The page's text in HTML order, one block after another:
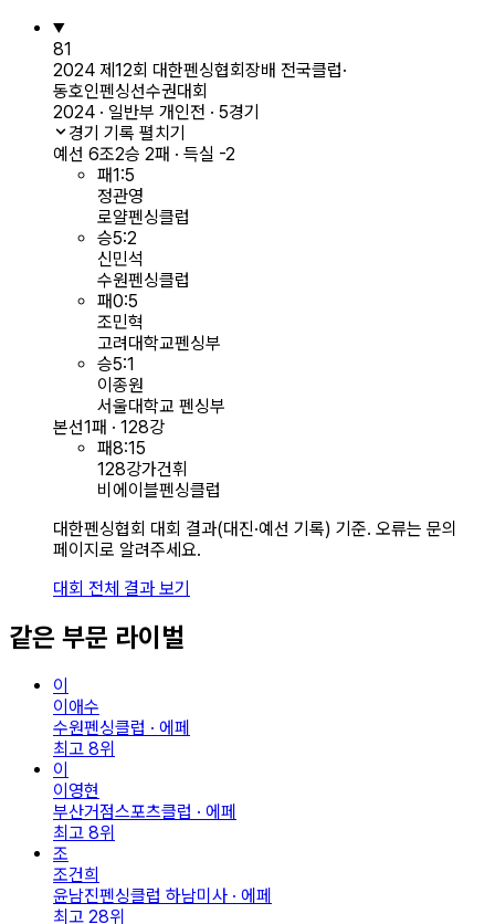
81
2024 제12회 대한펜싱협회장배 전국클럽·
동호인펜싱선수권대회
2024 · 일반부 개인전 · 5경기
경기 기록 펼치기
예선 6조2승 2패 · 득실 -2
패1:5
정관영
로얄펜싱클럽
승5:2
신민석
수원펜싱클럽
패0:5
조민혁
고려대학교펜싱부
승5:1
이종원
서울대학교 펜싱부
본선1패 · 128강
패8:15
128강가건휘
비에이블펜싱클럽
대한펜싱협회 대회 결과(대진·예선 기록) 기준. 오류는 문의
페이지로 알려주세요.
대회 전체 결과 보기
같은 부문 라이벌
이
이애수
수원펜싱클럽 · 에페
최고 8위
이
이영현
부산거점스포츠클럽 · 에페
최고 8위
조
조건희
윤남진펜싱클럽 하남미사 · 에페
최고 28위